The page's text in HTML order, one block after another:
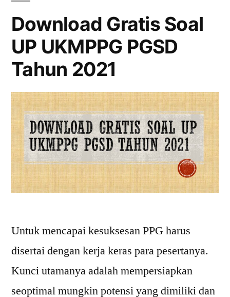
Download Gratis Soal
UP UKMPPG PGSD
Tahun 2021
Untuk mencapai kesuksesan PPG harus
disertai dengan kerja keras para pesertanya.
Kunci utamanya adalah mempersiapkan
seoptimal mungkin potensi yang dimiliki dan